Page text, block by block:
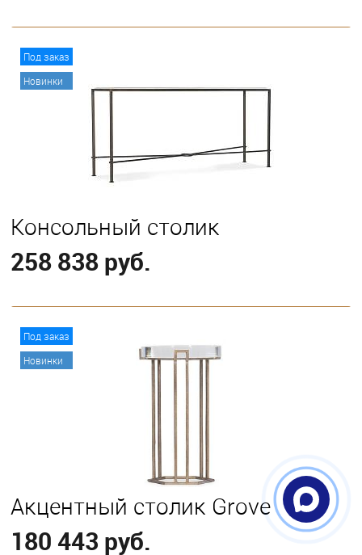
Под заказ
Новинки
Консольный столик
258 838 руб.
Под заказ
Новинки
Акцентный столик Grove
180 443 руб.